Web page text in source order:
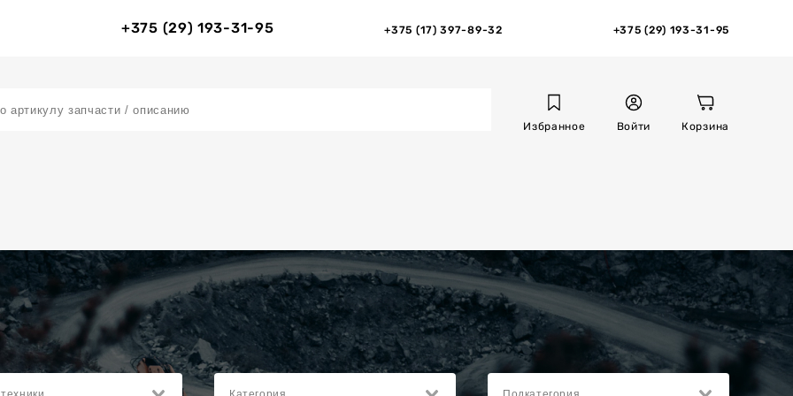
+375 (29) 193-31-95 +375 (17) 397-89-32 +375 (29) 193-31-95
Избранное Войти Корзина